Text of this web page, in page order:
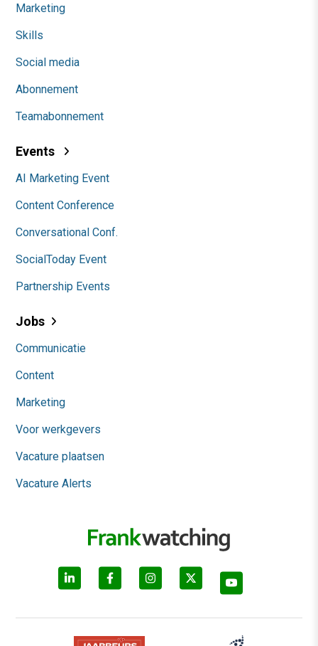
Marketing
Skills
Social media
Abonnement
Teamabonnement
Events
AI Marketing Event
Content Conference
Conversational Conf.
SocialToday Event
Partnership Events
Jobs
Communicatie
Content
Marketing
Voor werkgevers
Vacature plaatsen
Vacature Alerts